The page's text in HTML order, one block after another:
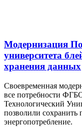
Модернизация
университета
хранения данных
Своевременная
все потребности
Технологический
позволили сохранить
энергопотребление.